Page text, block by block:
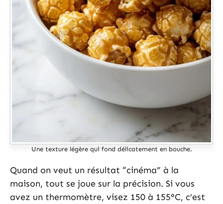
Une texture légère qui fond délicatement en bouche.
Quand on veut un résultat “cinéma” à la
maison, tout se joue sur la précision. Si vous
avez un thermomètre, visez 150 à 155°C, c’est